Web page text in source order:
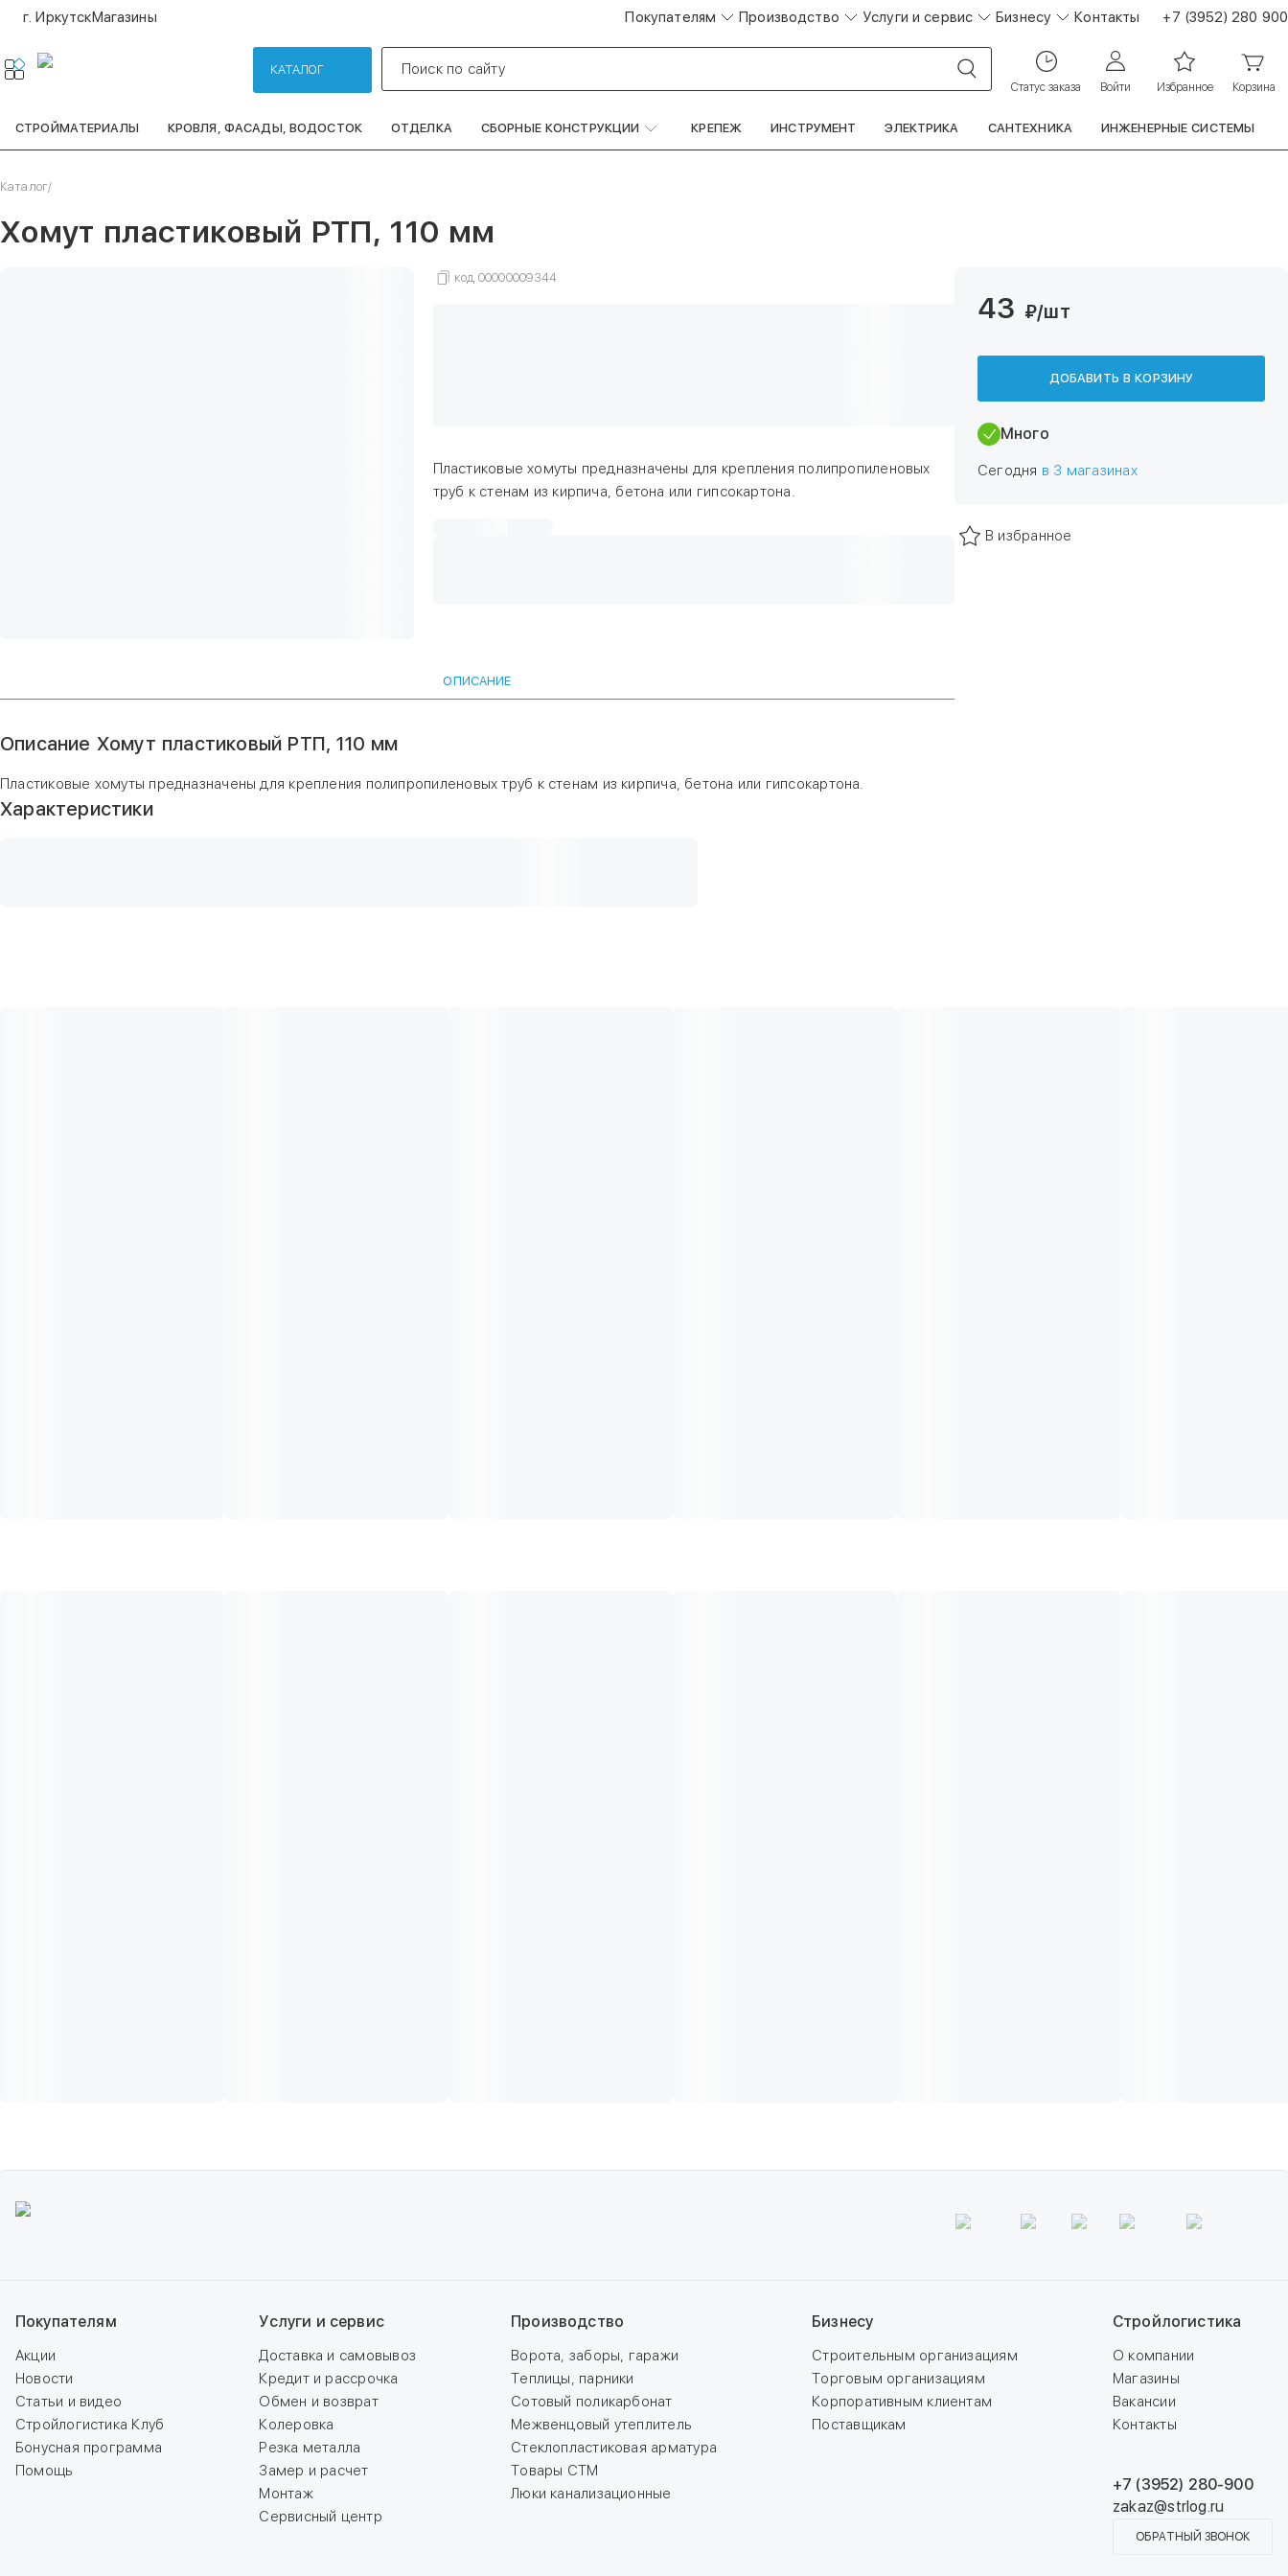
г. ИркутскМагазины Покупателям Производство Услуги и сервис Бизнесу Контакты +7 (3952) 280 900
КАТАЛОГ Поиск по сайту
Статус заказа Войти Избранное Корзина
СТРОЙМАТЕРИАЛЫ КРОВЛЯ, ФАСАДЫ, ВОДОСТОК ОТДЕЛКА СБОРНЫЕ КОНСТРУКЦИИ КРЕПЕЖ ИНСТРУМЕНТ ЭЛЕКТРИКА САНТЕХНИКА ИНЖЕНЕРНЫЕ СИСТЕМЫ
Каталог/
Хомут пластиковый РТП, 110 мм
код00000009344
Пластиковые хомуты предназначены для крепления полипропиленовых
труб к стенам из кирпича, бетона или гипсокартона.
ОПИСАНИЕ
Описание Хомут пластиковый РТП, 110 мм
Пластиковые хомуты предназначены для крепления полипропиленовых труб к стенам из кирпича, бетона или гипсокартона.
Характеристики
43 ₽/шт
ДОБАВИТЬ В КОРЗИНУ
Много
Сегодня в 3 магазинах
В избранное
Покупателям
Акции
Новости
Статьи и видео
Стройлогистика Клуб
Бонусная программа
Помощь
Услуги и сервис
Доставка и самовывоз
Кредит и рассрочка
Обмен и возврат
Колеровка
Резка металла
Замер и расчет
Монтаж
Сервисный центр
Производство
Ворота, заборы, гаражи
Теплицы, парники
Сотовый поликарбонат
Межвенцовый утеплитель
Стеклопластиковая арматура
Товары СТМ
Люки канализационные
Бизнесу
Строительным организациям
Торговым организациям
Корпоративным клиентам
Поставщикам
Стройлогистика
О компании
Магазины
Вакансии
Контакты
+7 (3952) 280-900
zakaz@strlog.ru
ОБРАТНЫЙ ЗВОНОК